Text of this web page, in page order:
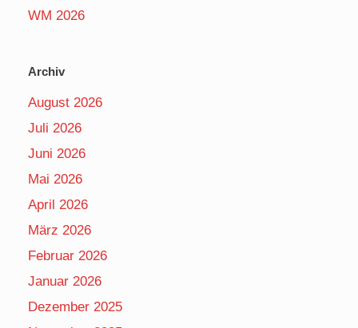
WM 2026
Archiv
August 2026
Juli 2026
Juni 2026
Mai 2026
April 2026
März 2026
Februar 2026
Januar 2026
Dezember 2025